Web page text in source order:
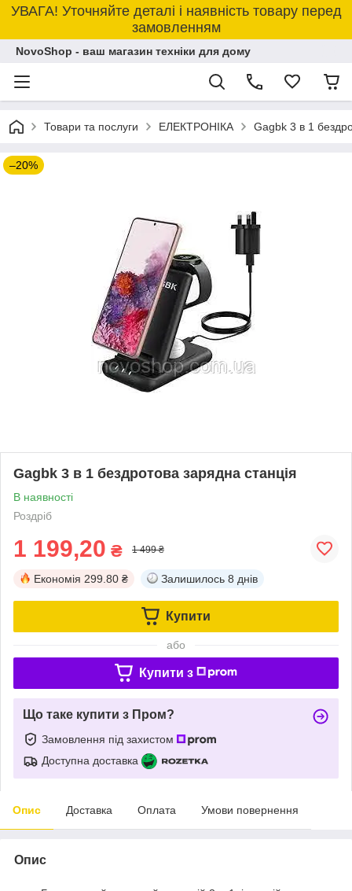
УВАГА! Уточняйте деталі і наявність товару перед
замовленням
NovoShop - ваш магазин техніки для дому
Товари та послуги ЕЛЕКТРОНІКА Gagbk 3 в 1
–20%
Gagbk 3 в 1 бездротова зарядна станція
В наявності
Роздріб
1 199,20 ₴ 1 499 ₴
Економія 299.80 ₴ Залишилось 8 днів
Купити
або
Купити з
Що таке купити з Пром?
Замовлення під захистом
Доступна доставка
Опис Доставка Оплата Умови повернення
Опис